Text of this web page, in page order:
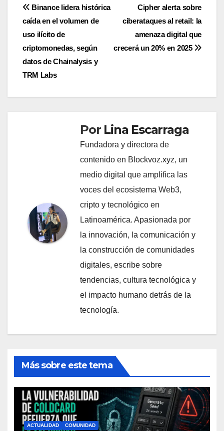
Navegación
de
entradas
Cipher alerta sobre
ciberataques al retail: la
amenaza digital que
crecerá un 20% en 2025
Binance lidera histórica
caída en el volumen de
uso ilícito de
criptomonedas, según
datos de Chainalysis y
TRM Labs
Por Lina Escarraga
Fundadora y directora de
contenido en Blockvoz.xyz, un
medio digital que amplifica las
voces del ecosistema Web3,
cripto y tecnológico en
Latinoamérica. Apasionada por
la innovación, la comunicación y
la construcción de comunidades
digitales, escribe sobre
tendencias, cultura tecnológica y
el impacto humano detrás de la
tecnología.
Más sobre este tema
ACTUALIDAD COMUNIDAD